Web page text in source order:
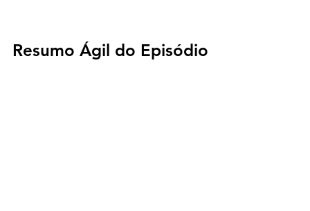
Resumo Ágil do Episódio